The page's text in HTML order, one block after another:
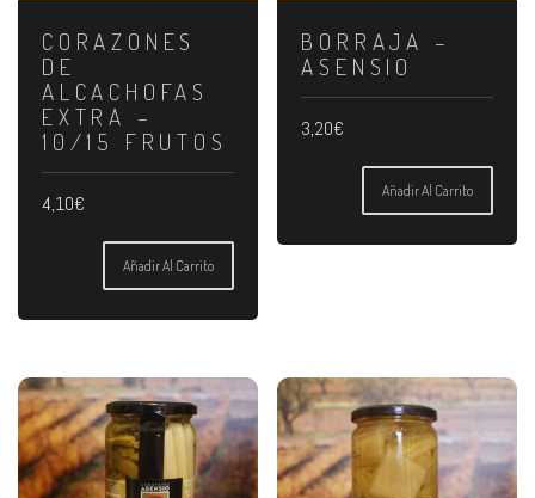
CORAZONES
DE
ALCACHOFAS
EXTRA –
10/15 FRUTOS
4,10€
Añadir Al Carrito
BORRAJA –
ASENSIO
3,20€
Añadir Al Carrito